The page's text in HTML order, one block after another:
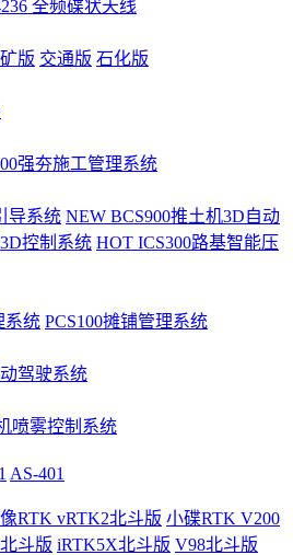
全频碟状天线
版 交通版 石化版
强夯施工管理系统
导系统 NEW BCS900推土机3D自动
控制系统 HOT ICS300路基智能压
系统 PCS100摊铺管理系统
驾驶系统
喷雾控制系统
AS-401
RTK vRTK2北斗版 小碟RTK V200
斗版 iRTK5X北斗版 V98北斗版